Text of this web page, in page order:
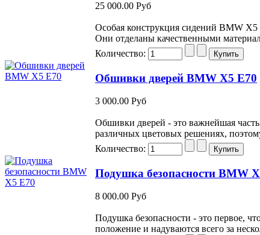
25 000.00 Руб
Особая конструкция сидений BMW X5
Они отделаны качественными
Количество:
Обшивки дверей BMW X5 E70
3 000.00 Руб
Обшивки дверей - это важнейшая
различных цветовых решениях,
Количество:
Подушка безопасности BMW
8 000.00 Руб
Подушка безопасности - это первое,
положение и надуваются всего за